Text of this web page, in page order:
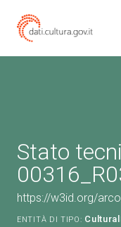
Stato
https://w3id.org/
ENTITÀ DI TIPO: